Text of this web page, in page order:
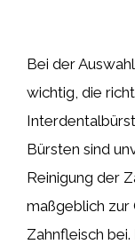
Bei der
wichtig, die
Bürsten sind
Reinigung der
maßgeblich zur
Zahnfleisch bei.